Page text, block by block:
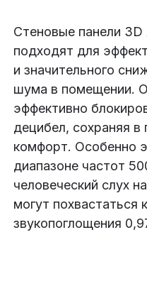
Стеновые панели
подходят для
и значительного
шума в помещении.
эффективно
децибел, сохраняя
комфорт. Особенно
диапазоне частот
человеческий слух
могут похвастаться
звукопоглощения